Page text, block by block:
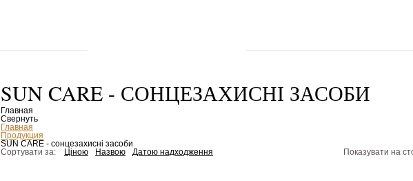
SUN CARE - СОНЦЕЗАХИСНІ ЗАСОБИ
Главная
Свернуть
Главная
Продукция
SUN CARE - сонцезахисні засоби
Сортувати за:
Ціною Назвою Датою надходження Показувати на